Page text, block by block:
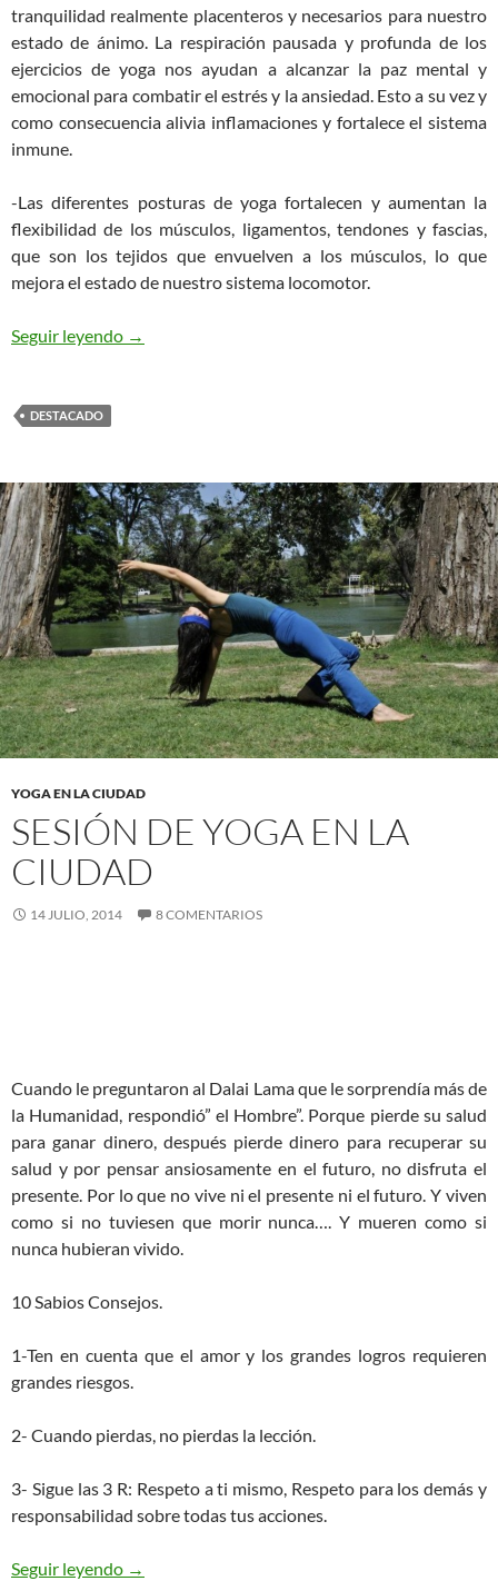
tranquilidad realmente placenteros y necesarios para nuestro
estado de ánimo. La respiración pausada y profunda de los
ejercicios de yoga nos ayudan a alcanzar la paz mental y
emocional para combatir el estrés y la ansiedad. Esto a su vez y
como consecuencia alivia inflamaciones y fortalece el sistema
inmune.
-Las diferentes posturas de yoga fortalecen y aumentan la
flexibilidad de los músculos, ligamentos, tendones y fascias,
que son los tejidos que envuelven a los músculos, lo que
mejora el estado de nuestro sistema locomotor.
Seguir leyendo Beneficios del Yoga
→
DESTACADO
YOGA EN LA CIUDAD
SESIÓN DE YOGA EN LA
CIUDAD
14 JULIO, 2014 8 COMENTARIOS
Cuando le preguntaron al Dalai Lama que le sorprendía más de
la Humanidad, respondió” el Hombre”. Porque pierde su salud
para ganar dinero, después pierde dinero para recuperar su
salud y por pensar ansiosamente en el futuro, no disfruta el
presente. Por lo que no vive ni el presente ni el futuro. Y viven
como si no tuviesen que morir nunca…. Y mueren como si
nunca hubieran vivido.
10 Sabios Consejos.
1-Ten en cuenta que el amor y los grandes logros requieren
grandes riesgos.
2- Cuando pierdas, no pierdas la lección.
3- Sigue las 3 R: Respeto a ti mismo, Respeto para los demás y
responsabilidad sobre todas tus acciones.
Seguir leyendo Sesión de Yoga en la Ciudad
→